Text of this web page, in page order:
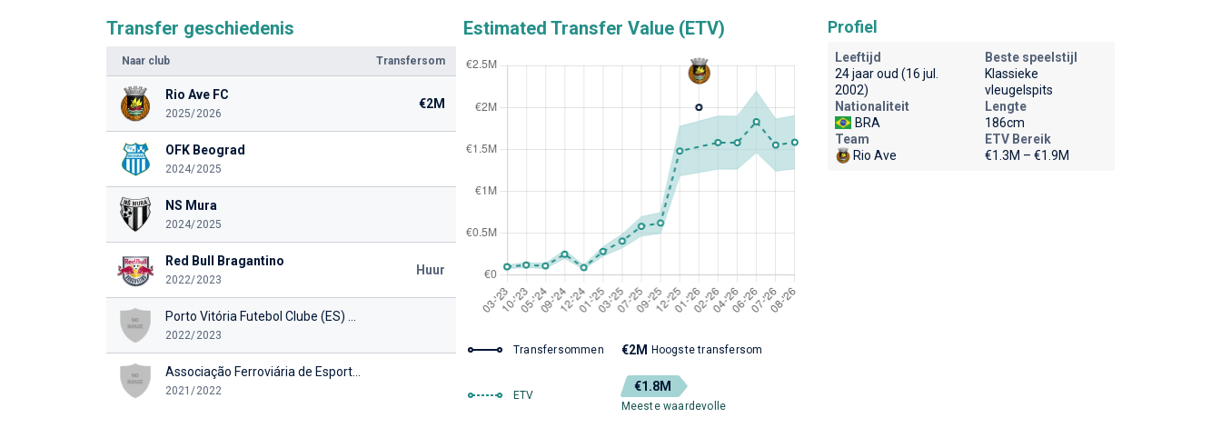
Transfer geschiedenis
Naar club Transfersom
Rio Ave FC
2025/2026
€2M
OFK Beograd
2024/2025
NS Mura
2024/2025
Red Bull Bragantino
2022/2023
Huur
2022/2023
Associação Ferroviária de Esportes U20 (SP)
2021/2022
Estimated Transfer Value (ETV)
Transfersommen €2M Hoogste transfersom
ETV
€1.8M
Meeste waardevolle
Profiel
Leeftijd
24 jaar oud (16 jul.
2002)
Beste speelstijl
Klassieke
vleugelspits
Nationaliteit
BRA
Lengte
186cm
Team
Rio Ave
ETV Bereik
€1.3M – €1.9M